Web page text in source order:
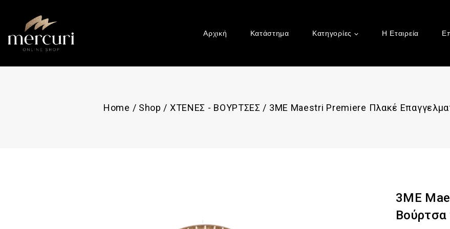
Αρχική Κατάστημα Κατηγορίες Η Εταιρεία
Home / Shop / ΧΤΕΝΕΣ - ΒΟΥΡΤΣΕΣ / 3ME Maestri Premiere Πλακέ
3ME
Βούρτσα